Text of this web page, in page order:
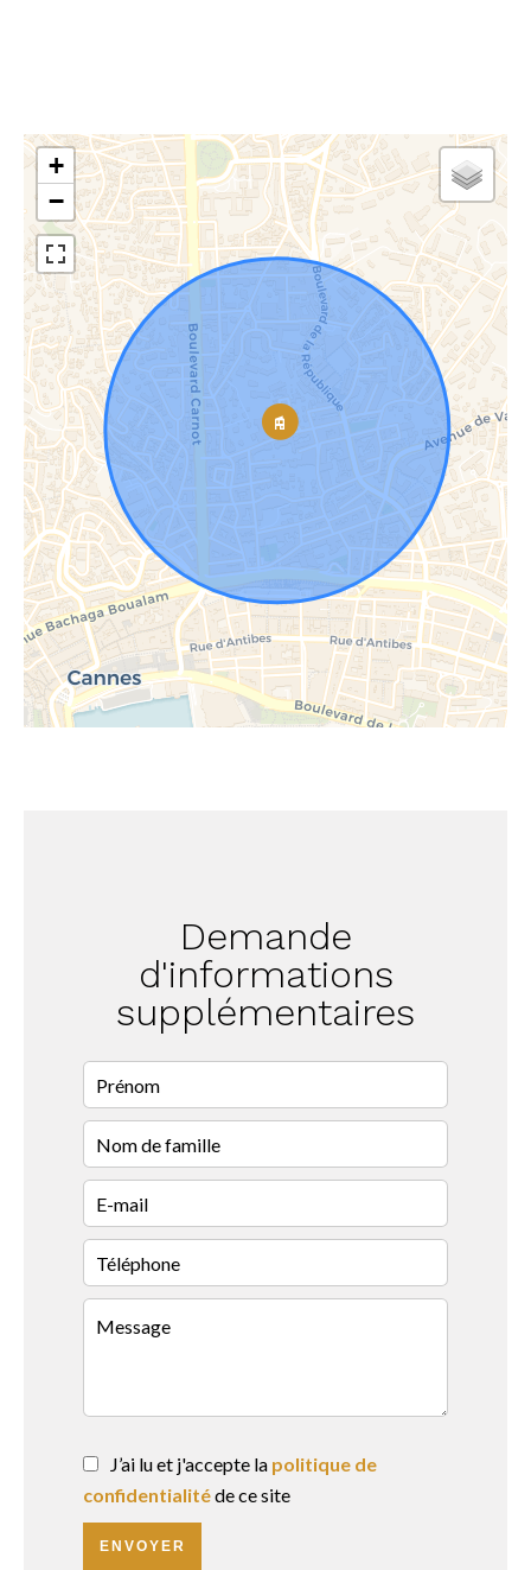
+
−
Demande
d'informations
supplémentaires
J’ai lu et j'accepte la politique de
confidentialitéde ce site
ENVOYER